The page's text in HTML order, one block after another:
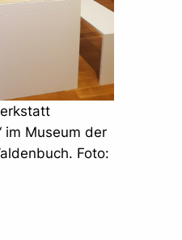
im Museum der
Foto: